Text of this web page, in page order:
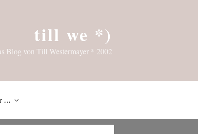
till we *)
Blog von Till Westermayer * 2002
…